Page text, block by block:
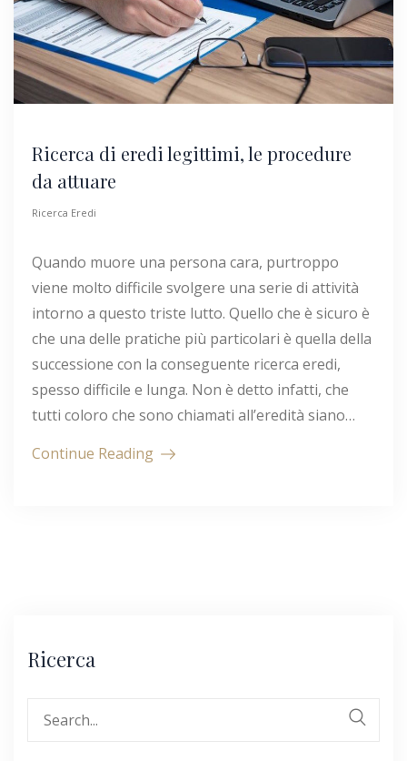
Ricerca di eredi legittimi, le procedure
da attuare
Ricerca Eredi
Quando muore una persona cara, purtroppo
viene molto difficile svolgere una serie di attività
intorno a questo triste lutto. Quello che è sicuro è
che una delle pratiche più particolari è quella della
successione con la conseguente ricerca eredi,
spesso difficile e lunga. Non è detto infatti, che
tutti coloro che sono chiamati all’eredità siano…
Continue Reading
Ricerca